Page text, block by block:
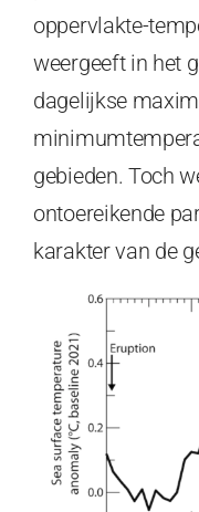
oppervlakte-
weergeeft in het
dagelijkse
gebieden. Toch
ontoereikende
karakter van de